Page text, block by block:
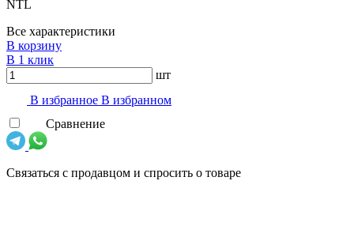
NTL
Все характеристики
В корзину
В 1 клик
шт
В избранноe В избранном
Сравнение
Связаться с продавцом и спросить о товаре